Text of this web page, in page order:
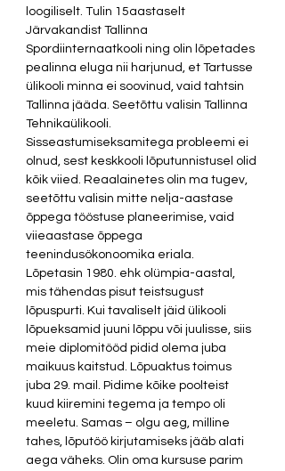
loogiliselt. Tulin 15aastaselt
Järvakandist Tallinna
Spordiinternaatkooli ning olin lõpetades
pealinna eluga nii harjunud, et Tartusse
ülikooli minna ei soovinud, vaid tahtsin
Tallinna jääda. Seetõttu valisin Tallinna
Tehnikaülikooli.
Sisseastumiseksamitega probleemi ei
olnud, sest keskkooli lõputunnistusel olid
kõik viied. Reaalainetes olin ma tugev,
seetõttu valisin mitte nelja-aastase
õppega tööstuse planeerimise, vaid
viieaastase õppega
teenindusökonoomika eriala.
Lõpetasin 1980. ehk olümpia-aastal,
mis tähendas pisut teistsugust
lõpuspurti. Kui tavaliselt jäid ülikooli
lõpueksamid juuni lõppu või juulisse, siis
meie diplomitööd pidid olema juba
maikuus kaitstud. Lõpuaktus toimus
juba 29. mail. Pidime kõike poolteist
kuud kiiremini tegema ja tempo oli
meeletu. Samas – olgu aeg, milline
tahes, lõputöö kirjutamiseks jääb alati
aega väheks. Olin oma kursuse parim